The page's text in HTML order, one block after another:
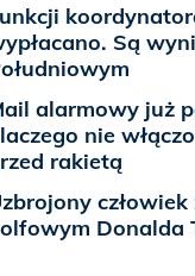
Są
alarmowy już
nie
rakietą
Donalda